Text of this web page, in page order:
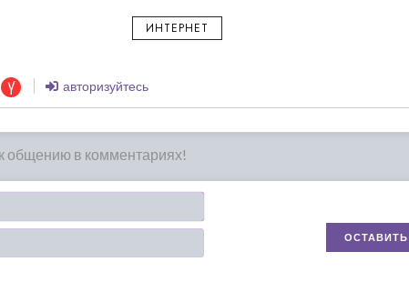
ИНТЕРНЕТ
авторизуйтесь
Имя*
Email